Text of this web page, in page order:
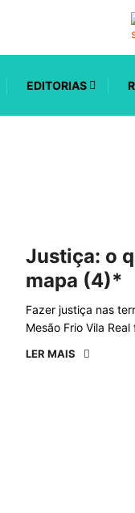
EDITORIAS
Justiça: o
mapa (4)*
Fazer justiça nas
Mesão Frio Vila
LER MAIS